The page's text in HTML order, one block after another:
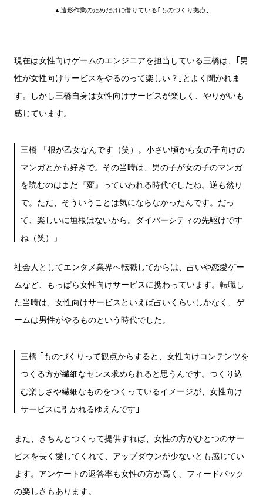
▲造形作業のためだけに借りている｢ものづくり拠点｣
現在は女性向けゲームのエンジニアを担当している三橋は、｢男
性が女性向けサービスをやるのって楽しい？｣とよく聞かれま
す。しかし三橋自身は女性向けサービスが楽しく、やりがいも
感じています。
三橋 「根が乙女なんです（笑）。小さい頃から女の子向けの
マンガとかも好きで。その当時は、男の子が女の子のマンガ
を読むのはまだ『変』っていわれる時代でしたね。逆も然り
で。ただ、そういうことは気にならなかったんです。だっ
て、楽しいに垣根はないから。ダイバーシティの先駆けです
ね（笑）」
社会人としてエンタメ業界へ転職してからは、占いや恋愛ゲー
ムなど、もっぱら女性向けサービスに携わっています。転職し
た当時は、女性向けサービスといえば占いくらいしかなく、ゲ
ームは男性がやるものという時代でした。
三橋 ｢ものづくりって観点からすると、女性向けコンテンツを
つくる方が繊細なセンス求められると思うんです。つくり込
む楽しさや繊細なものをつくっているイメージが、女性向け
サービスに引かれるゆえんです｣
また、きちんとつくって提供すれば、女性の方がひとつのサー
ビスを長く愛してくれて、アップダウンが少ないとも感じてい
ます。アンケートの返答率も女性の方が高く、フィードバック
の楽しさもあります。